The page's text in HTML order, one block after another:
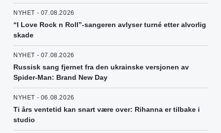
NYHET - 07.08.2026
“I Love Rock n Roll”-sangeren avlyser turné etter alvorlig
skade
NYHET - 07.08.2026
Russisk sang fjernet fra den ukrainske versjonen av
Spider-Man: Brand New Day
NYHET - 06.08.2026
Ti års ventetid kan snart være over: Rihanna er tilbake i
studio